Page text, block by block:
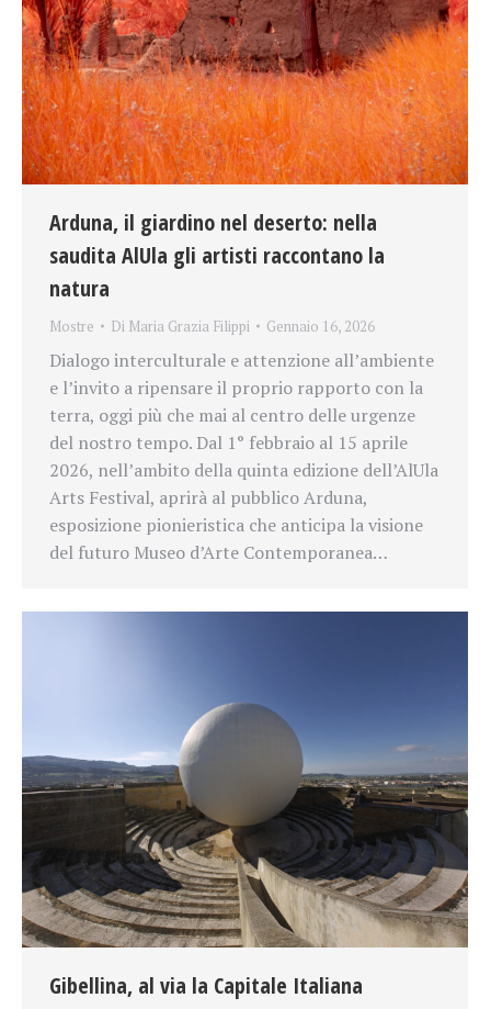
Arduna, il giardino nel deserto: nella
saudita AlUla gli artisti raccontano la
natura
Mostre Di Maria Grazia Filippi Gennaio 16, 2026
Dialogo interculturale e attenzione all’ambiente
e l’invito a ripensare il proprio rapporto con la
terra, oggi più che mai al centro delle urgenze
del nostro tempo. Dal 1° febbraio al 15 aprile
2026, nell’ambito della quinta edizione dell’AlUla
Arts Festival, aprirà al pubblico Arduna,
esposizione pionieristica che anticipa la visione
del futuro Museo d’Arte Contemporanea…
Gibellina, al via la Capitale Italiana